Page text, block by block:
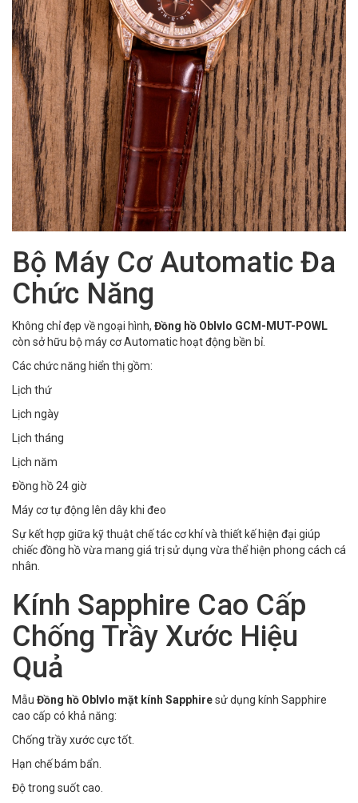
Bộ Máy Cơ Automatic Đa
Chức Năng
Không chỉ đẹp về ngoại hình, Đồng hồ Oblvlo GCM-MUT-POWL
còn sở hữu bộ máy cơ Automatic hoạt động bền bỉ.
Các chức năng hiển thị gồm:
Lịch thứ
Lịch ngày
Lịch tháng
Lịch năm
Đồng hồ 24 giờ
Máy cơ tự động lên dây khi đeo
Sự kết hợp giữa kỹ thuật chế tác cơ khí và thiết kế hiện đại giúp
chiếc đồng hồ vừa mang giá trị sử dụng vừa thể hiện phong cách cá
nhân.
Kính Sapphire Cao Cấp
Chống Trầy Xước Hiệu
Quả
Mẫu Đồng hồ Oblvlo mặt kính Sapphiresử dụng kính Sapphire
cao cấp có khả năng:
Chống trầy xước cực tốt.
Hạn chế bám bẩn.
Độ trong suốt cao.